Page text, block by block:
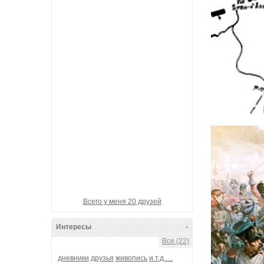
Девотчка-вулкан
Гарик_БандЭрос
Ganzen welt
Всего у меня 20 друзей
-
Интересы
Все (22)
дневники друзья живопись и.т.д.....